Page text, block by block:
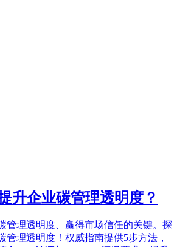
升企业碳管理透明度？
管理透明度、赢得市场信任的关键。探
管理透明度！权威指南提供5步方法，